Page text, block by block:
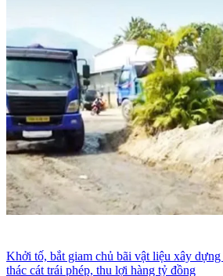
Khởi tố, bắt giam chủ bãi vật liệu xây
thác cát trái phép, thu lợi hàng tỷ đồng